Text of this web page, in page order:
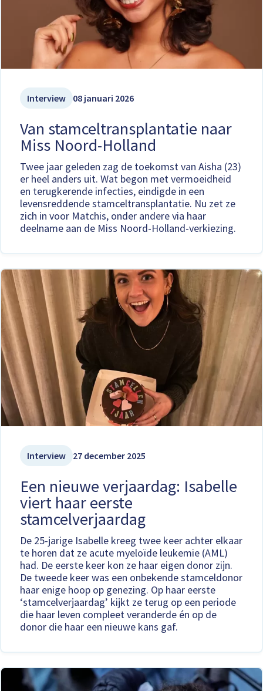
Interview 08 januari 2026
Van stamceltransplantatie naar
Miss Noord-Holland
Twee jaar geleden zag de toekomst van Aisha (23)
er heel anders uit. Wat begon met vermoeidheid
en terugkerende infecties, eindigde in een
levensreddende stamceltransplantatie. Nu zet ze
zich in voor Matchis, onder andere via haar
deelname aan de Miss Noord-Holland-verkiezing.
Interview 27 december 2025
Een nieuwe verjaardag: Isabelle
viert haar eerste
stamcelverjaardag
De 25-jarige Isabelle kreeg twee keer achter elkaar
te horen dat ze acute myeloïde leukemie (AML)
had. De eerste keer kon ze haar eigen donor zijn.
De tweede keer was een onbekende stamceldonor
haar enige hoop op genezing. Op haar eerste
‘stamcelverjaardag’ kijkt ze terug op een periode
die haar leven compleet veranderde én op de
donor die haar een nieuwe kans gaf.